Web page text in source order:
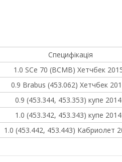
Специфікація
1.0 SCe 70 (BCMB) Хетчбек
0.9 Brabus (453.062) Хетчбек
0.9 (453.344, 453.353) купе
1.0 (453.342, 453.343) купе
1.0 (453.442, 453.443) Кабриолет